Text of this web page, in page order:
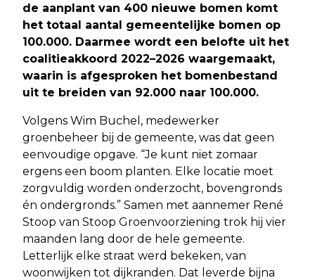
de aanplant van 400 nieuwe bomen komt
het totaal aantal gemeentelijke bomen op
100.000. Daarmee wordt een belofte uit het
coalitieakkoord 2022–2026 waargemaakt,
waarin is afgesproken het bomenbestand
uit te breiden van 92.000 naar 100.000.
Volgens Wim Buchel, medewerker
groenbeheer bij de gemeente, was dat geen
eenvoudige opgave. “Je kunt niet zomaar
ergens een boom planten. Elke locatie moet
zorgvuldig worden onderzocht, bovengronds
én ondergronds.” Samen met aannemer René
Stoop van Stoop Groenvoorziening trok hij vier
maanden lang door de hele gemeente.
Letterlijk elke straat werd bekeken, van
woonwijken tot dijkranden. Dat leverde bijna